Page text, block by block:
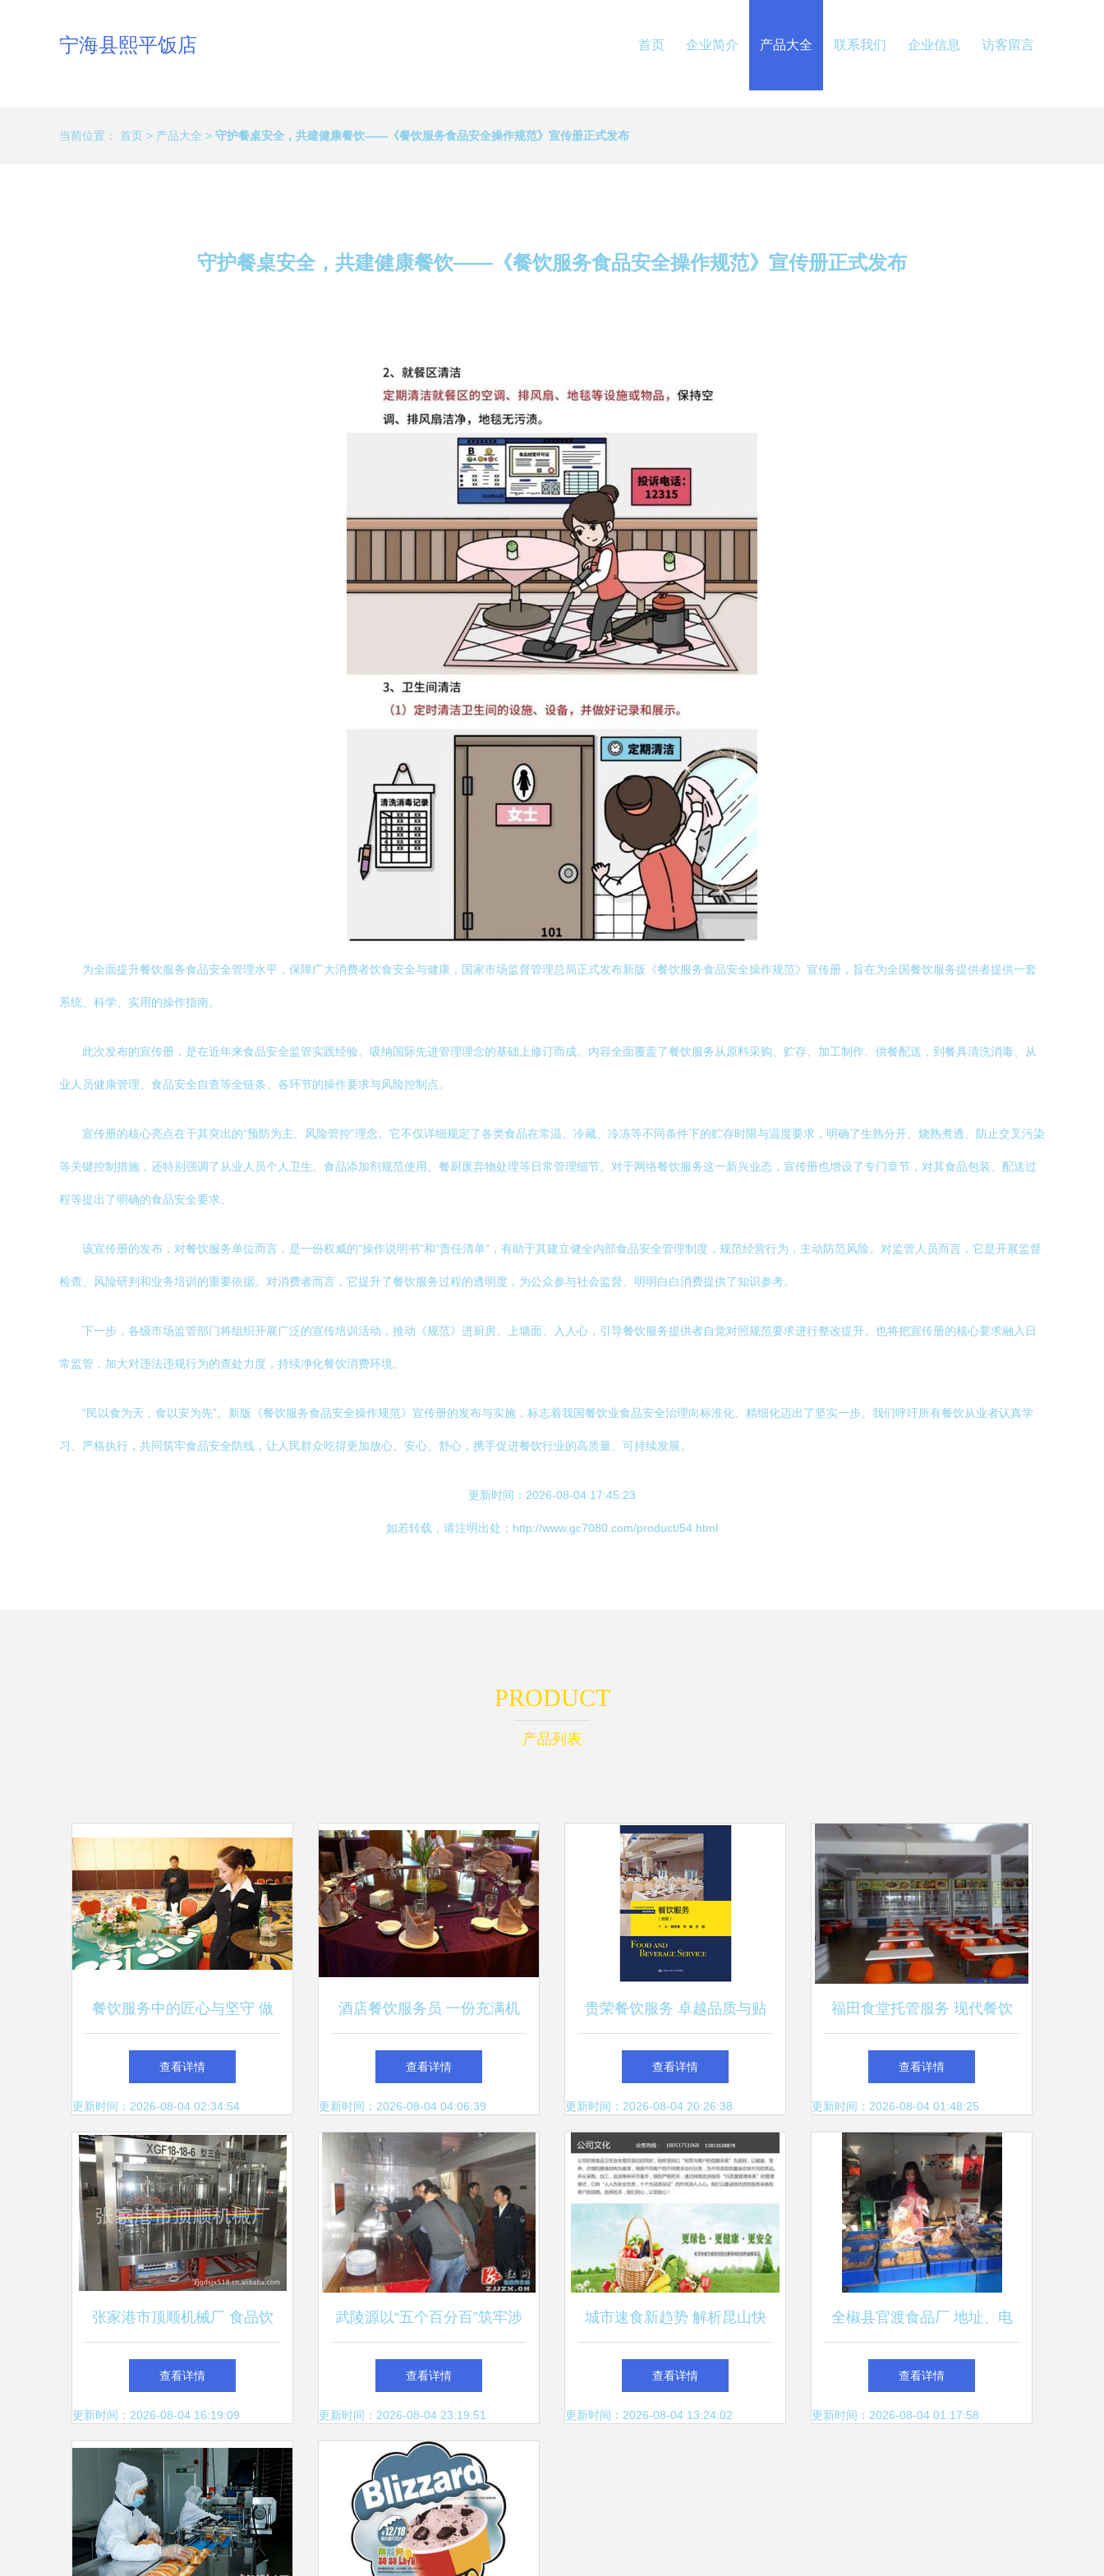
宁海县熙平饭店 首页 企业简介 产品大全 联系我们 企业信息 访客留言
当前位置： 首页 > 产品大全 > 守护餐桌安全，共建健康餐饮——《餐饮服务食品安全操作规范》宣传册正式发布
守护餐桌安全，共建健康餐饮——《餐饮服务食品安全操作规范》宣传册正式发布
为全面提升餐饮服务食品安全管理水平，保障广大消费者饮食安全与健康，国家市场监督管理总局正式发布新版《餐饮服务食品安全操作规范》宣传册，旨在为全国餐饮服务提供者提供一套
系统、科学、实用的操作指南。
此次发布的宣传册，是在近年来食品安全监管实践经验、吸纳国际先进管理理念的基础上修订而成。内容全面覆盖了餐饮服务从原料采购、贮存、加工制作、供餐配送，到餐具清洗消毒、从
业人员健康管理、食品安全自查等全链条、各环节的操作要求与风险控制点。
宣传册的核心亮点在于其突出的“预防为主、风险管控”理念。它不仅详细规定了各类食品在常温、冷藏、冷冻等不同条件下的贮存时限与温度要求，明确了生熟分开、烧熟煮透、防止交叉污染
等关键控制措施，还特别强调了从业人员个人卫生、食品添加剂规范使用、餐厨废弃物处理等日常管理细节。对于网络餐饮服务这一新兴业态，宣传册也增设了专门章节，对其食品包装、配送过
程等提出了明确的食品安全要求。
该宣传册的发布，对餐饮服务单位而言，是一份权威的“操作说明书”和“责任清单”，有助于其建立健全内部食品安全管理制度，规范经营行为，主动防范风险。对监管人员而言，它是开展监督
检查、风险研判和业务培训的重要依据。对消费者而言，它提升了餐饮服务过程的透明度，为公众参与社会监督、明明白白消费提供了知识参考。
下一步，各级市场监管部门将组织开展广泛的宣传培训活动，推动《规范》进厨房、上墙面、入人心，引导餐饮服务提供者自觉对照规范要求进行整改提升。也将把宣传册的核心要求融入日
常监管，加大对违法违规行为的查处力度，持续净化餐饮消费环境。
“民以食为天，食以安为先”。新版《餐饮服务食品安全操作规范》宣传册的发布与实施，标志着我国餐饮业食品安全治理向标准化、精细化迈出了坚实一步。我们呼吁所有餐饮从业者认真学
习、严格执行，共同筑牢食品安全防线，让人民群众吃得更加放心、安心、舒心，携手促进餐饮行业的高质量、可持续发展。
更新时间：2026-08-04 17:45:23
如若转载，请注明出处：http://www.gc7080.com/product/54.html
PRODUCT
产品列表
餐饮服务中的匠心与坚守 做
到极致实属不易
查看详情
更新时间：2026-08-04 02:34:54
酒店餐饮服务员 一份充满机
遇的入门职业
查看详情
更新时间：2026-08-04 04:06:39
贵荣餐饮服务 卓越品质与贴
心体验
查看详情
更新时间：2026-08-04 20:26:38
福田食堂托管服务 现代餐饮
管理的科技化解决方案
查看详情
更新时间：2026-08-04 01:48:25
张家港市顶顺机械厂 食品饮
料加工与餐饮服务设备解决方
案
查看详情
更新时间：2026-08-04 16:19:09
武陵源以“五个百分百”筑牢涉
旅餐饮食品安全防线
查看详情
更新时间：2026-08-04 23:19:51
城市速食新趋势 解析昆山快
餐与苏州名洋餐饮服务的发展
之道
查看详情
更新时间：2026-08-04 13:24:02
全椒县官渡食品厂 地址、电
话、营业时间及大众点评餐饮
服务指南
查看详情
更新时间：2026-08-04 01:17:58